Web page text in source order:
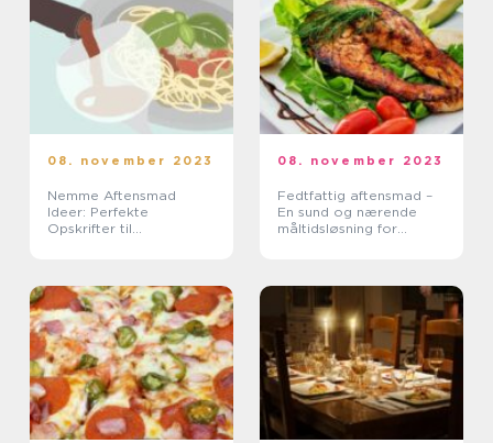
08. november 2023
Nemme Aftensmad
Ideer: Perfekte
Opskrifter til
08. november 2023
Fedtfattig aftensmad –
En sund og nærende
måltidsløsning for